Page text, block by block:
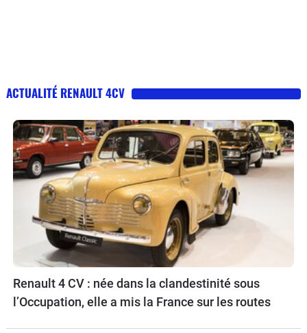
ACTUALITÉ RENAULT 4CV
Renault 4 CV : née dans la clandestinité sous
l’Occupation, elle a mis la France sur les routes